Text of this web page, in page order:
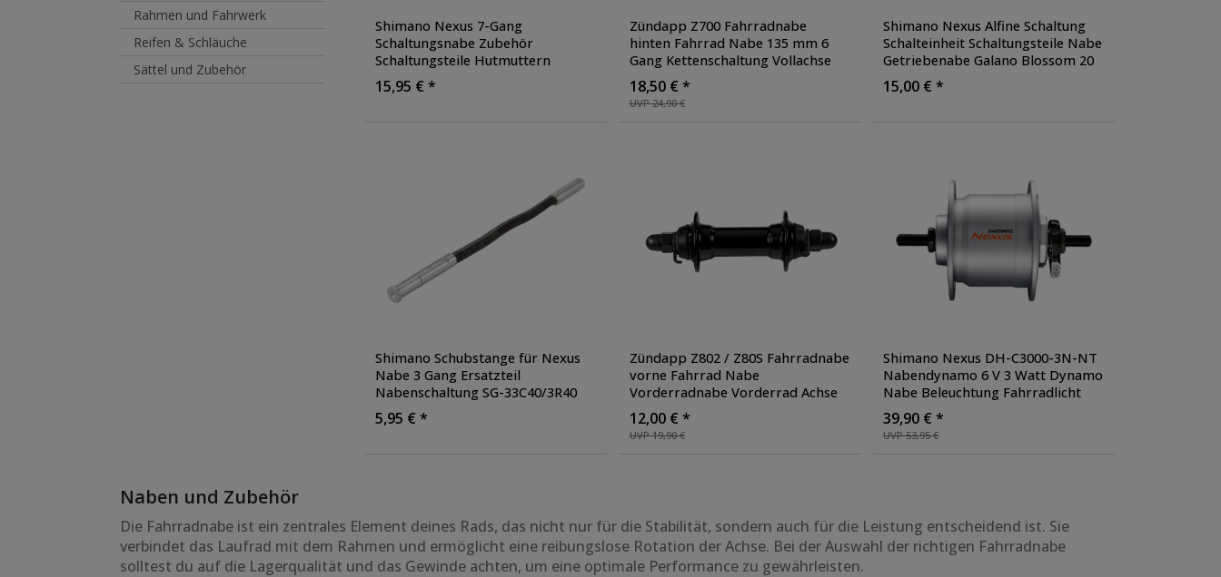
Rahmen und Fahrwerk
Reifen & Schläuche
Sättel und Zubehör
Shimano Nexus 7-Gang
Schaltungsnabe Zubehör
Schaltungsteile Hutmuttern
Sicherungsscheiben R+7L
Sprengring Staubkappen
15,95 € *
Zündapp Z700 Fahrradnabe
hinten Fahrrad Nabe 135 mm 6
Gang Kettenschaltung Vollachse
Hinterradnabe Felgenbremsen
UVP 24,90 €
18,50 € *
Shimano Nexus Alfine Schaltung
Schalteinheit Schaltungsteile Nabe
Getriebenabe Galano Blossom 20
Zoll
15,00 € *
Shimano Schubstange für Nexus
Nabe 3 Gang Ersatzteil
Nabenschaltung SG-33C40/3R40
Fahrrad E Bike Ersatzteile
5,95 € *
Zündapp Z802 / Z80S Fahrradnabe
vorne Fahrrad Nabe
Vorderradnabe Vorderrad Achse
vorne , Ausführung: 36 Loch
Mutterntyp
UVP 19,90 €
12,00 € *
Shimano Nexus DH-C3000-3N-NT
Nabendynamo 6 V 3 Watt Dynamo
Nabe Beleuchtung Fahrradlicht
Felgenbremse V-Brake
Ausführung: 36 Loch Mutterntyp
Farbe: silber
UVP 53,95 €
39,90 € *
Naben und Zubehör
Die Fahrradnabe ist ein zentrales Element deines Rads, das nicht nur für die Stabilität, sondern auch für die Leistung entscheidend ist. Sie
verbindet das Laufrad mit dem Rahmen und ermöglicht eine reibungslose Rotation der Achse. Bei der Auswahl der richtigen Fahrradnabe
solltest du auf die Lagerqualität und das Gewinde achten, um eine optimale Performance zu gewährleisten.